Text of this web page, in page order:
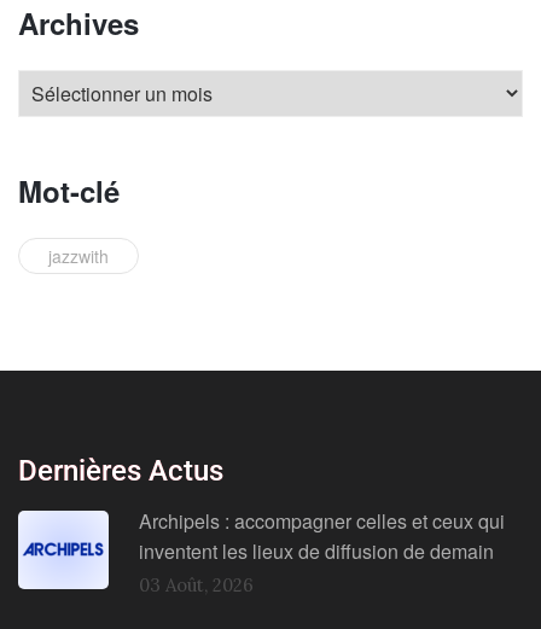
Archives
Mot-clé
jazzwith
Dernières Actus
Archipels : accompagner celles et ceux qui
inventent les lieux de diffusion de demain
03 Août, 2026